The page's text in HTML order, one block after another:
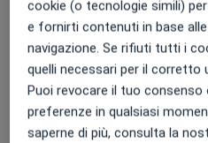
L'accesso ai suoi servizi si
il S.S.N., muniti di richiesta
ricettario regionale, o in
Pachimetria corneale
50 €
Dettaglipachimetria
Prenota
cookie (o tecnologie simili)
e fornirti contenuti in base
navigazione. Se rifiuti tutti i
quelli necessari per il
Puoi revocare il tuo consenso
preferenze in qualsiasi
saperne di più, consulta la